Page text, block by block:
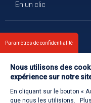
En un clic
Contact
Retour à l'accueil
Paramètres de confidentialité
Nous utilisons des
expérience sur notre
En cliquant sur le bouton «
que nous les utilisions.